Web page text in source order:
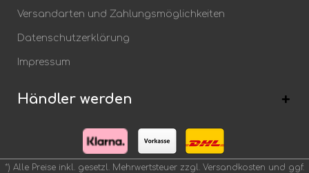
Versandarten und Zahlungsmöglichkeiten
Datenschutzerklärung
Impressum
Händler werden
*) Alle Preise inkl. gesetzl. Mehrwertsteuer zzgl. Versandkosten und ggf.